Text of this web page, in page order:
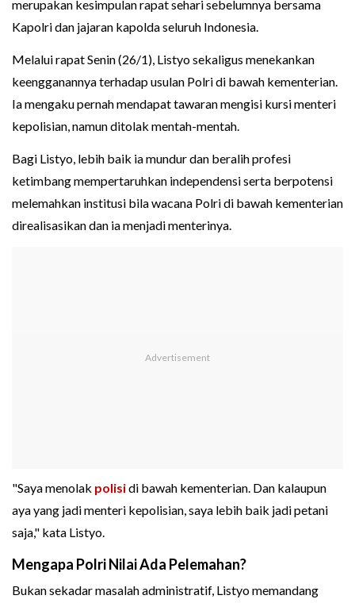
merupakan kesimpulan rapat sehari sebelumnya bersama
Kapolri dan jajaran kapolda seluruh Indonesia.
Melalui rapat Senin (26/1), Listyo sekaligus menekankan
keengganannya terhadap usulan Polri di bawah kementerian.
Ia mengaku pernah mendapat tawaran mengisi kursi menteri
kepolisian, namun ditolak mentah-mentah.
Bagi Listyo, lebih baik ia mundur dan beralih profesi
ketimbang mempertaruhkan independensi serta berpotensi
melemahkan institusi bila wacana Polri di bawah kementerian
direalisasikan dan ia menjadi menterinya.
"Saya menolak polisidi bawah kementerian. Dan kalaupun
aya yang jadi menteri kepolisian, saya lebih baik jadi petani
saja," kata Listyo.
Mengapa Polri Nilai Ada Pelemahan?
Bukan sekadar masalah administratif, Listyo memandang